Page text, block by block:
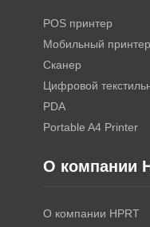
POS принтер
Мобильный принтер
Сканер
PDA
Portable A4 Printer
О компании
О компании HPRT